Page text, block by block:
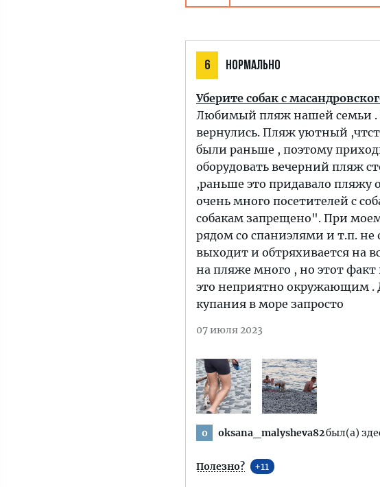
6 НОРМАЛЬНО
Уберите собак с
Любимый пляж нашей семьи .
вернулись. Пляж уютный
были раньше , поэтому
оборудовать вечерний пляж
,раньше это придавало
очень много посетителей с
собакам запрещено". При
рядом со спаниэлями и т.п. не
выходит и обтряхивается на
на пляже много , но этот
это неприятно окружающим .
купания в море запросто
07 июля 2023
o oksana_malysheva82был(а)
Полезно? 11